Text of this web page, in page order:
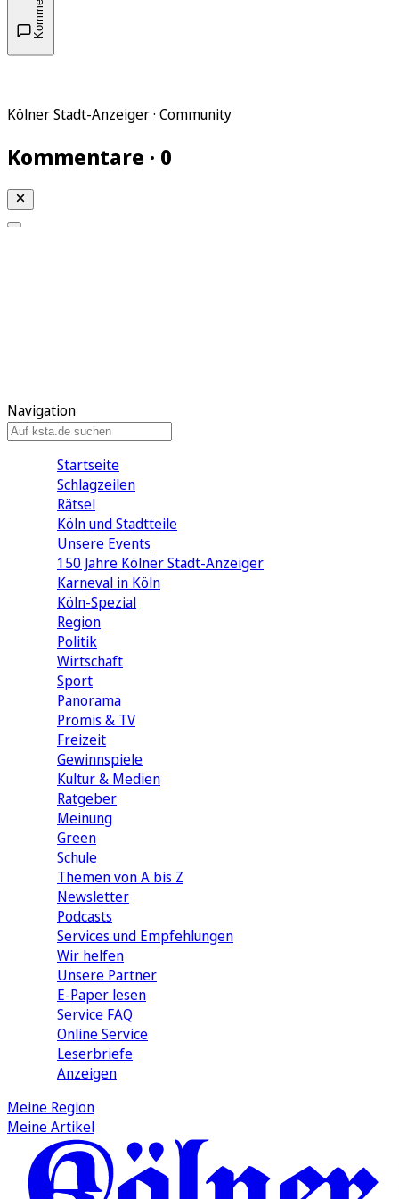
Kölner Stadt-Anzeiger · Community
Kommentare · 0
Navigation
Startseite
Schlagzeilen
Rätsel
Köln und Stadtteile
Unsere Events
150 Jahre Kölner Stadt-Anzeiger
Karneval in Köln
Köln-Spezial
Region
Politik
Wirtschaft
Sport
Panorama
Promis & TV
Freizeit
Gewinnspiele
Kultur & Medien
Ratgeber
Meinung
Green
Schule
Themen von A bis Z
Newsletter
Podcasts
Services und Empfehlungen
Wir helfen
Unsere Partner
E-Paper lesen
Service FAQ
Online Service
Leserbriefe
Anzeigen
Meine Region
Meine Artikel